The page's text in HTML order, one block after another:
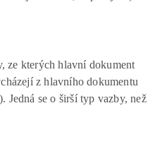
ze kterých hlavní dokument
z hlavního dokumentu
Jedná se o širší typ vazby, než